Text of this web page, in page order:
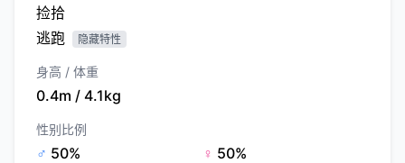
捡拾
逃跑
隐藏特性
身高 / 体重
0.4m / 4.1kg
性别比例
♂ 50% ♀ 50%